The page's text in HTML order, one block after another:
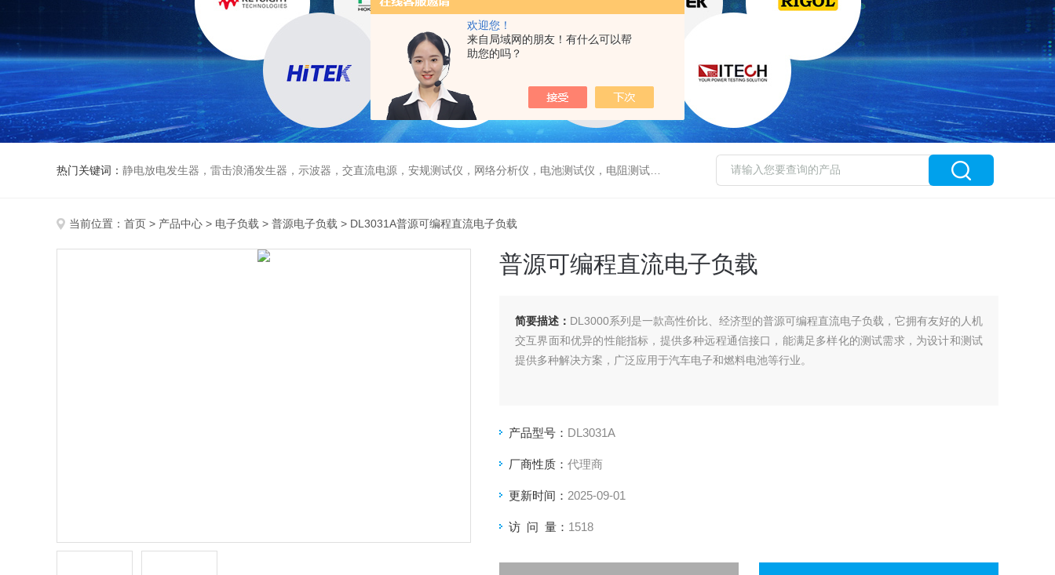
欢迎您！
来自局域网的朋友！有什么可以帮
助您的吗？
热门关键词： 静电放电发生器，雷击浪涌发生器，示波器，交直流电源，安规测试仪，网络分析仪，电池测试仪，电阻测试仪，数据采集仪
当前位置： 首页 > 产品中心 > 电子负载 > 普源电子负载 > DL3031A普源可编程直流电子负载
普源可编程直流电子负载
简要描述： DL3000系列是一款高性价比、经济型的普源可编程直流电子负载，它拥有友好的人机
交互界面和优异的性能指标，提供多种远程通信接口，能满足多样化的测试需求，为设计和测试
提供多种解决方案，广泛应用于汽车电子和燃料电池等行业。
产品型号： DL3031A
厂商性质： 代理商
更新时间： 2025-09-01
访 问 量： 1518